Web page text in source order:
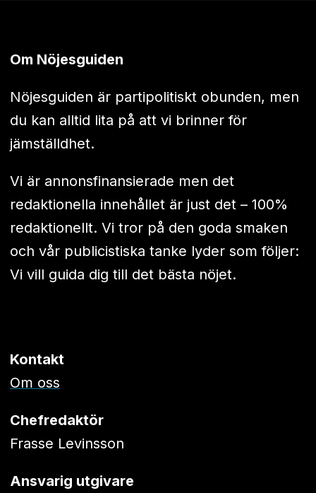
Om Nöjesguiden
Nöjesguiden är partipolitiskt obunden, men
du kan alltid lita på att vi brinner för
jämställdhet.
Vi är annonsfinansierade men det
redaktionella innehållet är just det – 100%
redaktionellt. Vi tror på den goda smaken
och vår publicistiska tanke lyder som följer:
Vi vill guida dig till det bästa nöjet.
Kontakt
Om oss
Chefredaktör
Frasse Levinsson
Ansvarig utgivare